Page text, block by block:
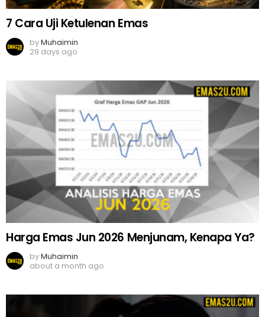
7 Cara Uji Ketulenan Emas
byMuhaimin
29 days ago
Harga Emas Jun 2026 Menjunam, Kenapa Ya?
byMuhaimin
about a month ago